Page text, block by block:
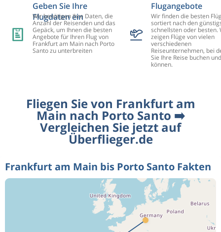
Geben Sie Ihre
Flugdaten ein
Wir benötigen Ihre Daten, die
Anzahl der Reisenden und das
Gepäck, um Ihnen die besten
Angebote für Ihren Flug von
Frankfurt am Main nach Porto
Santo zu unterbreiten
Flugangebote
Wir finden die besten
sortiert nach den
schnellsten oder besten.
zeigen Flüge von vielen
verschiedenen
Reiseunternehmen, bei
Sie Ihre Reise buchen
können.
Fliegen Sie von Frankfurt am
Main nach Porto Santo ➡️
Vergleichen Sie jetzt auf
Überflieger.de
Frankfurt am Main bis Porto Santo Fakten